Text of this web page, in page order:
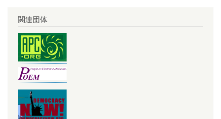
関連団体